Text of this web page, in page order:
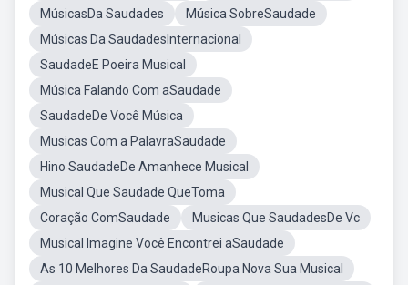
MúsicasDa Saudades
Música SobreSaudade
Músicas Da SaudadesInternacional
SaudadeE Poeira Musical
Música Falando Com aSaudade
SaudadeDe Você Música
Musicas Com a PalavraSaudade
Hino SaudadeDe Amanhece Musical
Musical Que Saudade QueToma
Coração ComSaudade
Musicas Que SaudadesDe Vc
Musical Imagine Você Encontrei aSaudade
As 10 Melhores Da SaudadeRoupa Nova Sua Musical